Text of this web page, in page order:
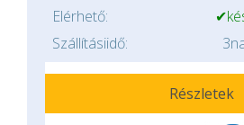
Elérhető:
Szállításiidő:
Részletek